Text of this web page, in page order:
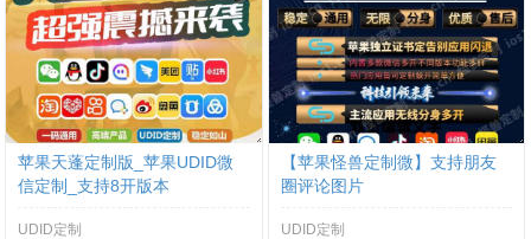
苹果天蓬定制版_苹果UDID微
信定制_支持8开版本
UDID定制
【苹果怪兽定制微】支持朋友
圈评论图片
UDID定制